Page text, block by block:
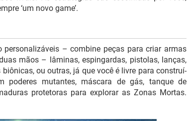
‘um novo game’.
personalizáveis – combine peças para criar armas
mãos – lâminas, espingardas, pistolas, lanças,
ou outras, já que você é livre para construí-
poderes mutantes, máscara de gás, tanque de
protetoras para explorar as Zonas Mortas.